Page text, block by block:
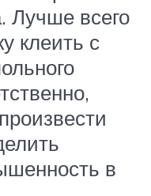
Лучше всего
клеить с
в